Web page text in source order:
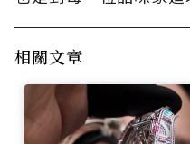
相關文章